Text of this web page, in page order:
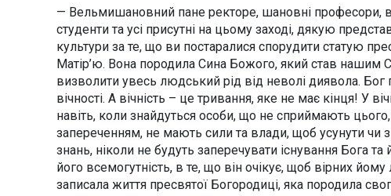
— Вельмишановний пане ректоре, шановні професори,
студенти та усі присутні на цьому заході, дякую
культури за те, що ви постаралися спорудити статую
Матір’ю. Вона породила Сина Божого, який став нашим
визволити увесь людський рід від неволі диявола.
вічності. А вічність – це тривання, яке не має кінця! У
навіть, коли знайдуться особи, що не сприймають
запереченням, не мають сили та влади, щоб усунути чи
знань, ніколи не будуть заперечувати існування Бога
його всемогутність, в те, що він очікує, щоб вірних
записала життя пресвятої Богородиці, яка породила